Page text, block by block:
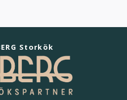
Storkök